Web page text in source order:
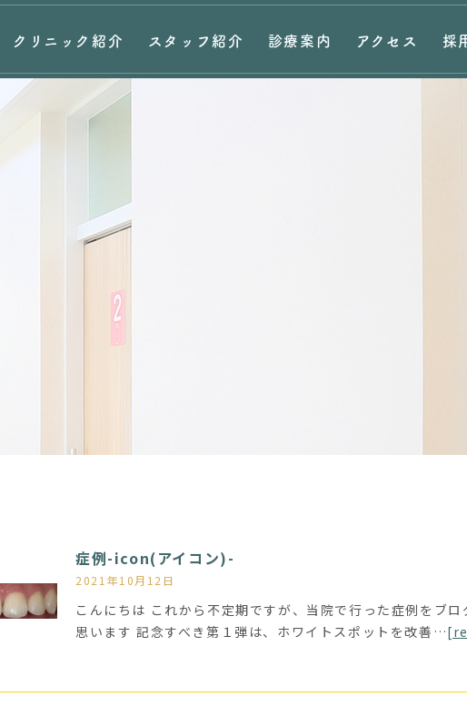
クリニック紹介 スタッフ紹介 診療案内 アクセス 採
症例-icon(アイコン)-
2021年10月12日
こんにちは これから不定期ですが、当院で行った症例をブロ
思います 記念すべき第１弾は、ホワイトスポットを改善…